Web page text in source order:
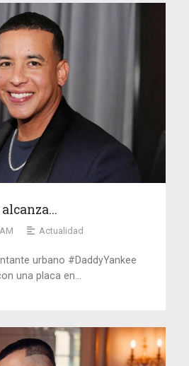
Actualidad
urbano #DaddyYankee
una placa en...